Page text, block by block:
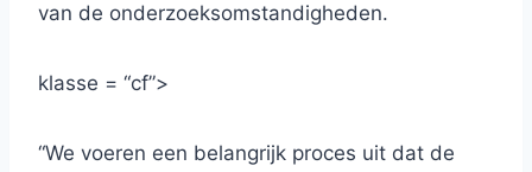
van de onderzoeksomstandigheden.
klasse = “cf”>
“We voeren een belangrijk proces uit dat de